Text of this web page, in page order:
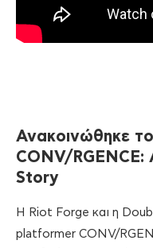
Ανακοινώθηκε το
CONV/
Story
Η Riot Forge και η
platformer CONV/